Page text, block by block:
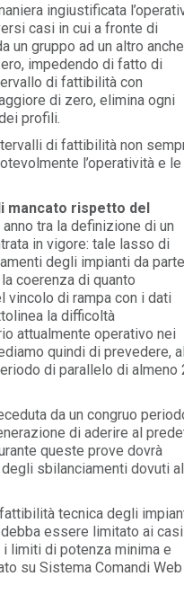
ingiustificata
casi in cui a fronte di
un gruppo ad un altro
impedendo di fatto di
di fattibilità con
di zero, elimina ogni
profili.
di fattibilità non
l’operatività e le
rispetto del
tra la definizione di un
in vigore: tale lasso di
degli impianti da parte
coerenza di quanto
vincolo di rampa con i dati
la difficoltà
attualmente operativo nei
quindi di prevedere, al
di parallelo di almeno
da un congruo
di aderire al
queste prove dovrà
sbilanciamenti dovuti al
tecnica degli
essere limitato ai
i limiti di potenza minima e
su Sistema Comandi Web